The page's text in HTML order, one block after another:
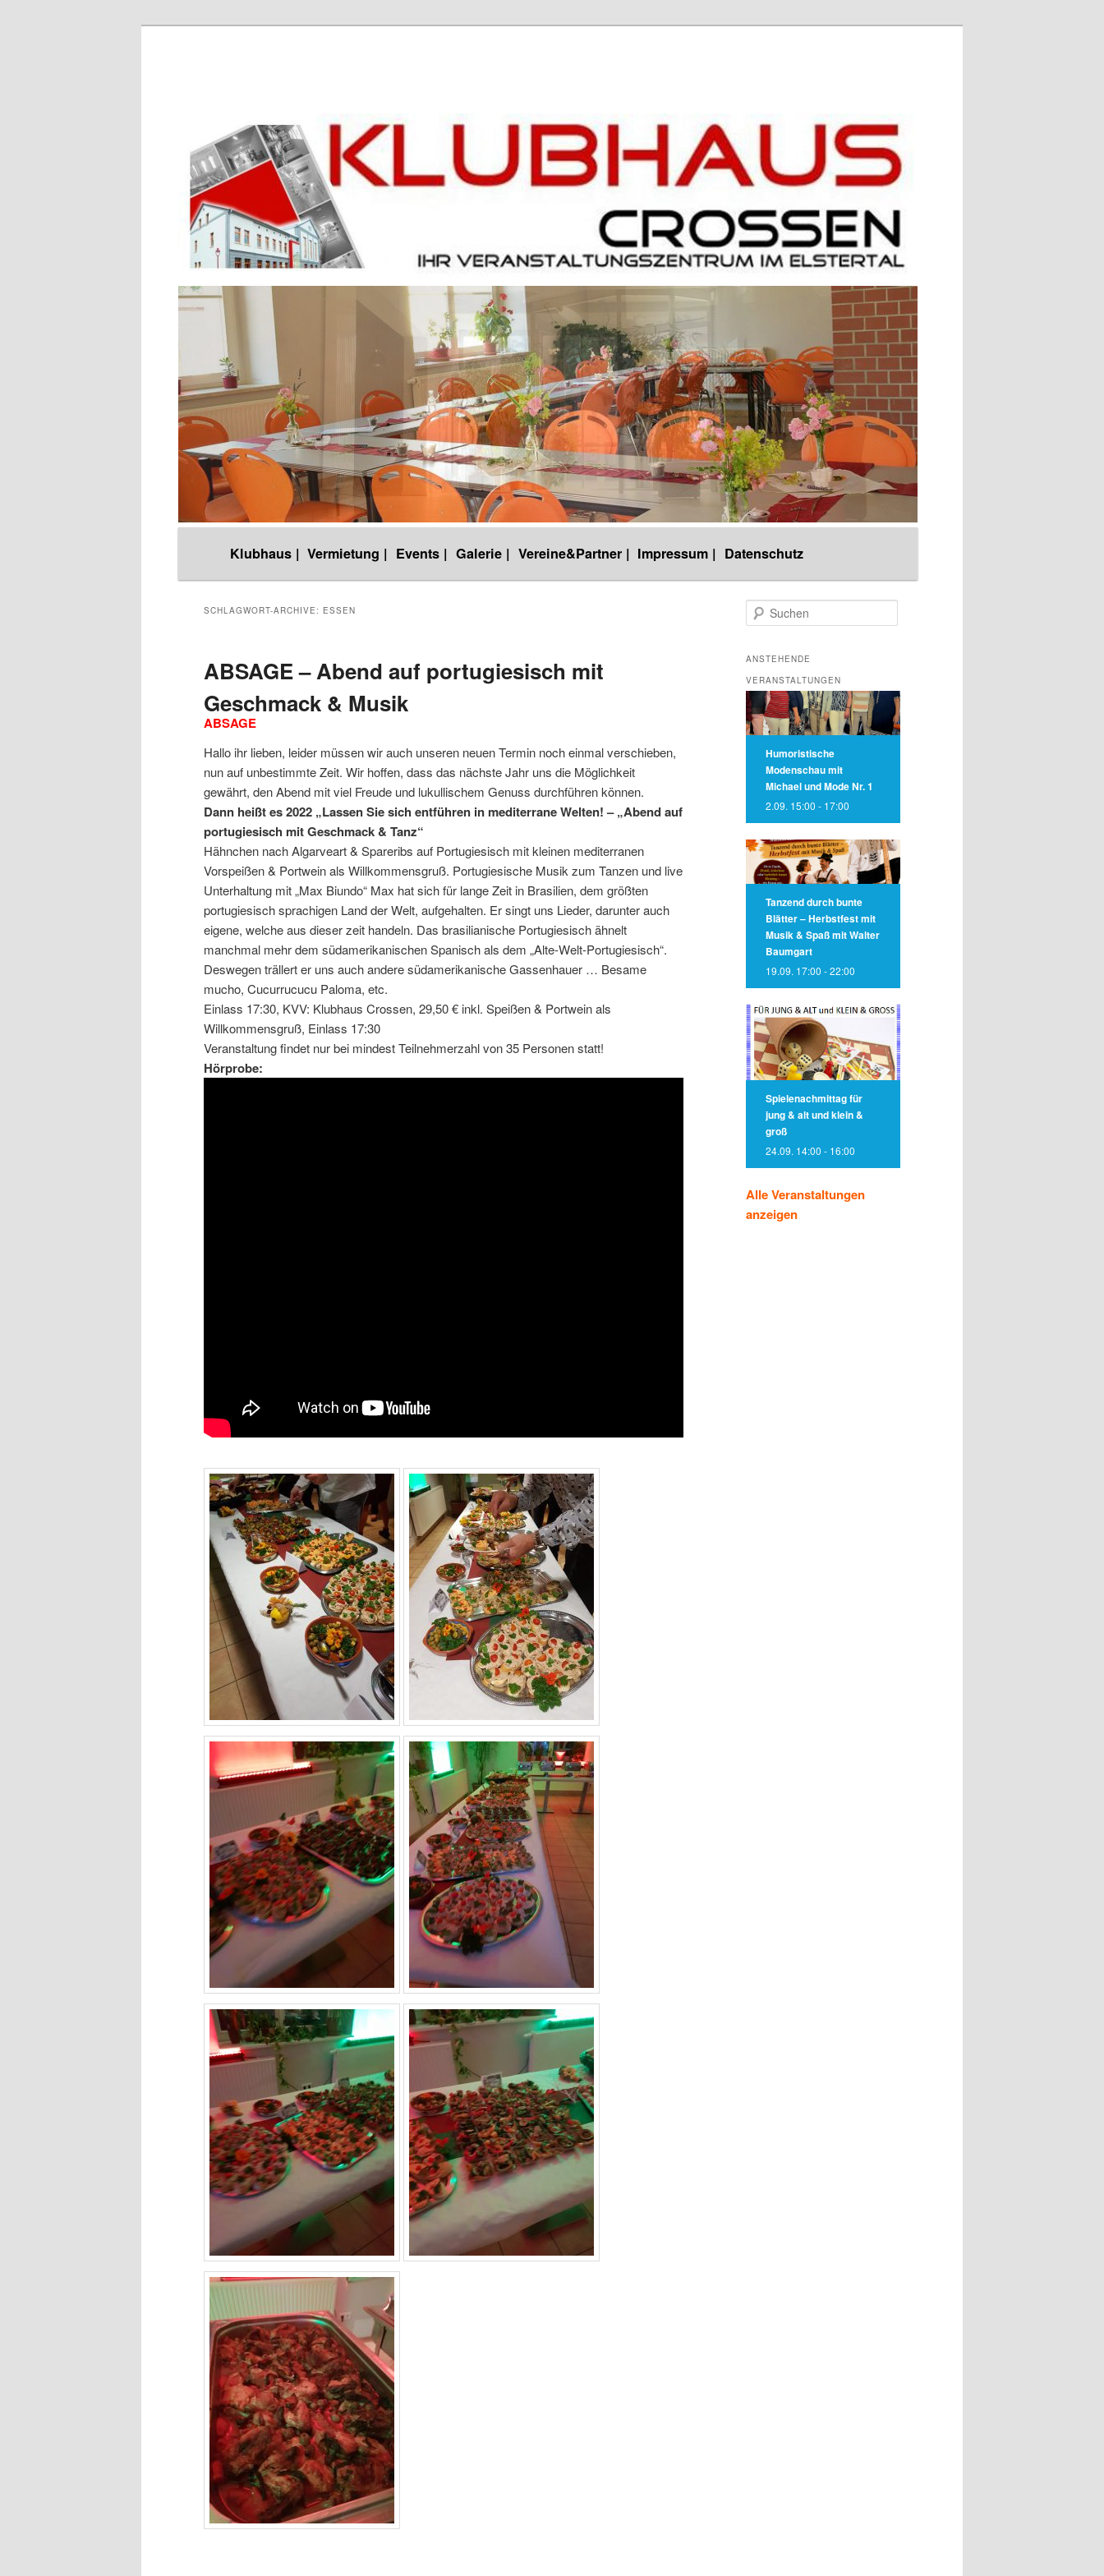
Zum
Inhalt
wechseln
Zum
sekundären
Inhalt
wechseln
Klubhaus | Vermietung | Events | Galerie | Vereine&Partner | Impressum | Datenschutz
SCHLAGWORT-ARCHIVE: ESSEN
ABSAGE – Abend auf portugiesisch mit
Geschmack & Musik
ABSAGE
Hallo ihr lieben, leider müssen wir auch unseren neuen Termin noch einmal verschieben,
nun auf unbestimmte Zeit. Wir hoffen, dass das nächste Jahr uns die Möglichkeit
gewährt, den Abend mit viel Freude und lukullischem Genuss durchführen können.
Dann heißt es 2022 „Lassen Sie sich entführen in mediterrane Welten! – „Abend auf
portugiesisch mit Geschmack & Tanz“
Hähnchen nach Algarveart & Spareribs auf Portugiesisch mit kleinen mediterranen
Vorspeißen & Portwein als Willkommensgruß. Portugiesische Musik zum Tanzen und live
Unterhaltung mit „Max Biundo“ Max hat sich für lange Zeit in Brasilien, dem größten
portugiesisch sprachigen Land der Welt, aufgehalten. Er singt uns Lieder, darunter auch
eigene, welche aus dieser zeit handeln. Das brasilianische Portugiesisch ähnelt
manchmal mehr dem südamerikanischen Spanisch als dem „Alte-Welt-Portugiesisch“.
Deswegen trällert er uns auch andere südamerikanische Gassenhauer … Besame
mucho, Cucurrucucu Paloma, etc.
Einlass 17:30, KVV: Klubhaus Crossen, 29,50 € inkl. Speißen & Portwein als
Willkommensgruß, Einlass 17:30
Veranstaltung findet nur bei mindest Teilnehmerzahl von 35 Personen statt!
Hörprobe:
u
h
n
ANSTEHENDE
VERANSTALTUNGEN
Humoristische
Modenschau mit
Michael und Mode Nr. 1
2.09. 15:00 - 17:00
Tanzend durch bunte
Blätter – Herbstfest mit
Musik & Spaß mit Walter
Baumgart
19.09. 17:00 -22:00
Spielenachmittag für
jung & alt und klein &
groß
24.09. 14:00 - 16:00
Alle Veranstaltungen
anzeigen